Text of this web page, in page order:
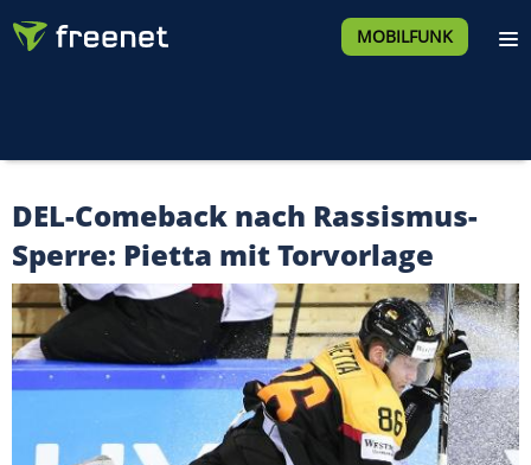
MOBILFUNK
DEL-Comeback nach Rassismus-
Sperre: Pietta mit Torvorlage